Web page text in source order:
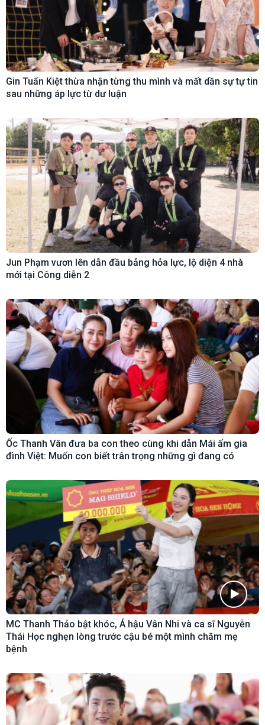
Gin Tuấn Kiệt thừa nhận từng thu mình và mất dần sự tự tin
sau những áp lực từ dư luận
Jun Phạm vươn lên dẫn đầu bảng hỏa lực, lộ diện 4 nhà
mới tại Công diễn 2
Ốc Thanh Vân đưa ba con theo cùng khi dẫn Mái ấm gia
đình Việt: Muốn con biết trân trọng những gì đang có
MC Thanh Thảo bật khóc, Á hậu Vân Nhi và ca sĩ Nguyễn
Thái Học nghẹn lòng trước cậu bé một mình chăm mẹ
bệnh